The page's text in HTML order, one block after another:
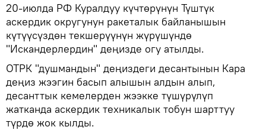
20-июлда РФ Куралдуу күчтөрүнүн Түштүк
аскердик округунун ракеталык байланышын
күтүүсүздөн текшерүүнүн жүрүшүндө
"Искандерлердин" деңизде огу атылды.
ОТРК "душмандын" деңиздеги десантынын Кара
деңиз жээгин басып алышын алдын алып,
десанттык кемелерден жээкке түшүрүлүп
жатканда аскердик техникалык тобун шарттуу
түрдө жок кылды.